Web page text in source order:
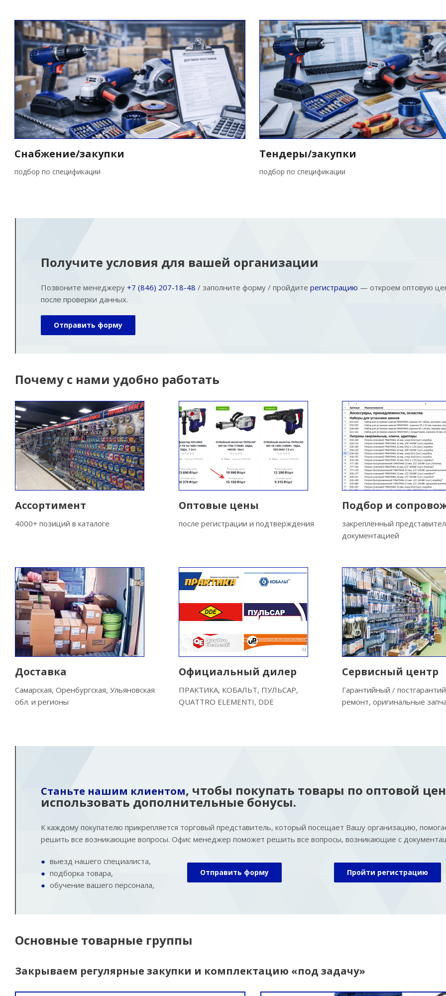
Снабжение/закупки
подбор по спецификации
Тендеры/закупки
подбор по спецификации
Получите условия для вашей организации
Позвоните менеджеру +7 (846) 207-18-48 / заполните форму / пройдите регистрацию — откроем оптовую
после проверки данных.
Отправить форму
Почему с нами удобно работать
Ассортимент
4000+ позиций в каталоге
Оптовые цены
после регистрации и подтверждения
Подбор и
закреплённый
документацией
Доставка
Самарская, Оренбургская, Ульяновская
обл. и регионы
Официальный дилер
ПРАКТИКА, КОБАЛЬТ, ПУЛЬСАР,
QUATTRO ELEMENTI, DDE
Сервисный центр
Гарантийный /
ремонт, оригинальные
Станьте нашим клиентом, чтобы покупать товары по оптовой
использовать дополнительные бонусы.
К каждому покупателю прикрепляется торговый представитель, который посещает Вашу организацию,
решить все возникающие вопросы. Офис менеджер поможет решить все вопросы, возникающие с
выезд нашего специалиста,
подборка товара,
обучение вашего персонала,
Отправить форму Пройти регистрацию
Основные товарные группы
Закрываем регулярные закупки и комплектацию «под задачу»